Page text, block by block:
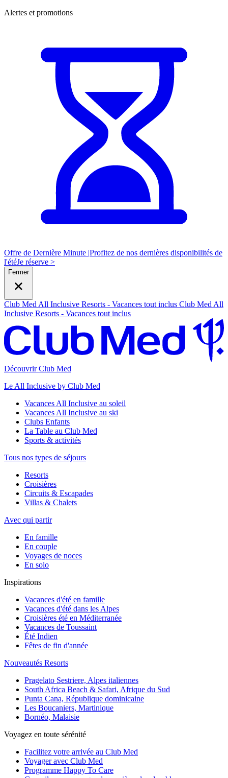
Alertes et promotions
Offre de Dernière Minute |Profitez de nos dernières disponibilités de
l'étéJe réserve >
Fermer
Club Med All Inclusive Resorts - Vacances tout inclus Club Med All
Inclusive Resorts - Vacances tout inclus
Découvrir Club Med
Le All Inclusive by Club Med
Vacances All Inclusive au soleil
Vacances All Inclusive au ski
Clubs Enfants
La Table au Club Med
Sports & activités
Tous nos types de séjours
Resorts
Croisières
Circuits & Escapades
Villas & Chalets
Avec qui partir
En famille
En couple
Voyages de noces
En solo
Inspirations
Vacances d'été en famille
Vacances d'été dans les Alpes
Croisières été en Méditerranée
Vacances de Toussaint
Été Indien
Fêtes de fin d'année
Nouveautés Resorts
Pragelato Sestriere, Alpes italiennes
South Africa Beach & Safari, Afrique du Sud
Punta Cana, République dominicaine
Les Boucaniers, Martinique
Bornéo, Malaisie
Voyagez en toute sérénité
Facilitez votre arrivée au Club Med
Voyager avec Club Med
Programme Happy To Care